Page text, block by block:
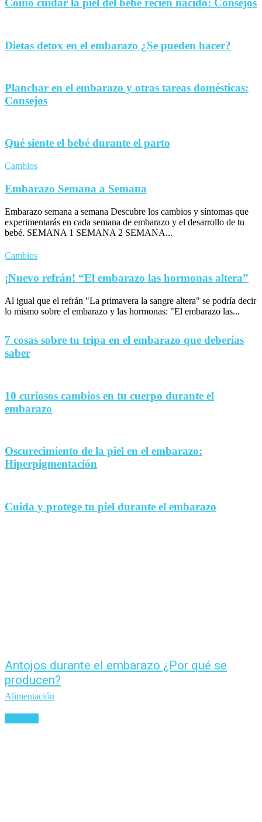
Cómo cuidar la piel del bebé recién nacido: Consejos
Dietas detox en el embarazo ¿Se pueden hacer?
Planchar en el embarazo y otras tareas domésticas:
Consejos
Qué siente el bebé durante el parto
Cambios
Embarazo Semana a Semana
Embarazo semana a semana Descubre los cambios y síntomas que
experimentarás en cada semana de embarazo y el desarrollo de tu
bebé. SEMANA 1 SEMANA 2 SEMANA...
Cambios
¡Nuevo refrán! “El embarazo las hormonas altera”
Al igual que el refrán "La primavera la sangre altera" se podría decir
lo mismo sobre el embarazo y las hormonas: "El embarazo las...
7 cosas sobre tu tripa en el embarazo que deberías
saber
10 curiosos cambios en tu cuerpo durante el
embarazo
Oscurecimiento de la piel en el embarazo:
Hiperpigmentación
Cuida y protege tu piel durante el embarazo
Antojos durante el embarazo ¿Por qué se
producen?
Alimentación